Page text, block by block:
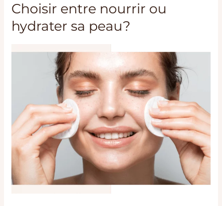
Choisir entre nourrir ou
hydrater sa peau?
Choisir
entre
nourrir